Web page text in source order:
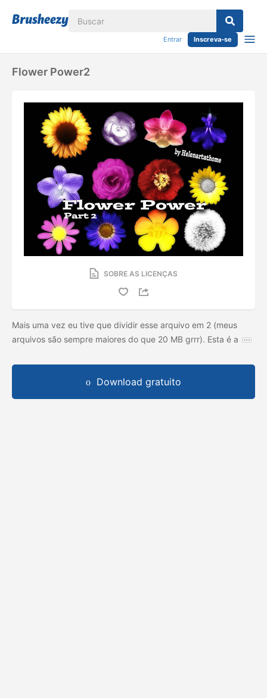
Entrar Inscreva-se
Flower Power2
SOBRE AS LICENÇAS
Mais uma vez eu tive que dividir esse arquivo em 2 (meus
arquivos são sempre maiores do que 20 MB grrr). Esta é a
Download gratuito